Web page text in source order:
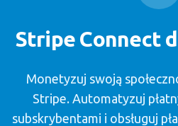
Stripe Connect
Monetyzuj swoją
Stripe. Automatyzuj
subskrybentami i obsługuj